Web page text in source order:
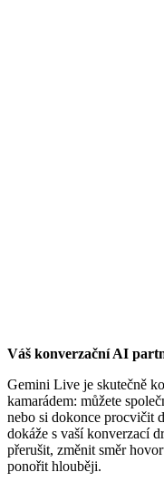
Váš konverzační AI
Gemini Live je skutečně
kamarádem: můžete
nebo si dokonce procvičit
dokáže s vaší konverzací
přerušit, změnit směr
ponořit hlouběji.